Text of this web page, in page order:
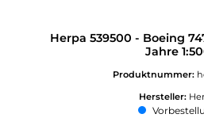
Herpa 539500 - Boeing
Jahre
Produktnummer:
Hersteller: